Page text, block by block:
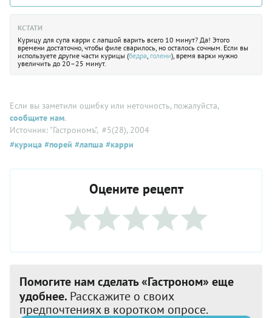
КСТАТИ
Курицу для супа карри с лапшой варить всего 10 минут? Да! Этого
времени достаточно, чтобы филе сварилось, но осталось сочным. Если вы
используете другие части курицы (бедра голени), время варки нужно
увеличить до 20–25 минут.
Если вы заметили ошибку или неточность, пожалуйста,
сообщите нам.
Источник: "Гастрономъ", #5(28), 2004
#курица #порей #лапша #карри
Оцените рецепт
Помогите нам сделать «Гастроном» еще
удобнее. Расскажите о своих
предпочтениях в коротком опросе.